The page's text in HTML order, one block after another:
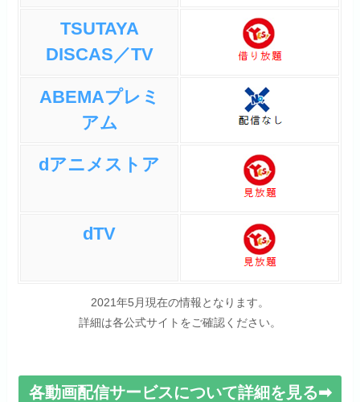
TSUTAYA
DISCAS／TV
ABEMAプレミ
アム
dアニメストア
dTV
2021年5月現在の情報となります。
詳細は各公式サイトをご確認ください。
各動画配信サービスについて詳細を見る➡